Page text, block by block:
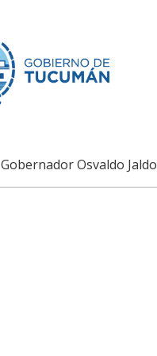
Gobernador Osvaldo Jaldo